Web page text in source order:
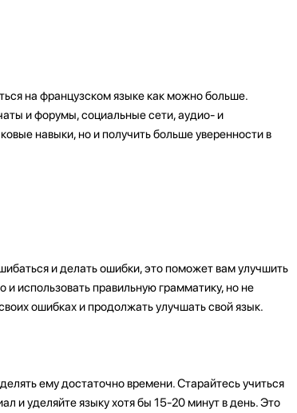
на французском языке как можно больше.
и форумы, социальные сети, аудио- и
навыки, но и получить больше уверенности в
и делать ошибки, это поможет вам улучшить
использовать правильную грамматику, но не
ошибках и продолжать улучшать свой язык.
ему достаточно времени. Старайтесь учиться
и уделяйте языку хотя бы 15-20 минут в день. Это